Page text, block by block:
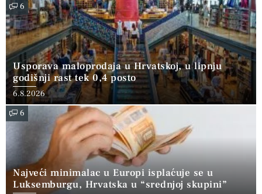
6
Usporava maloprodaja u Hrvatskoj, u lipnju
godišnji rast tek 0,4 posto
6.8.2026
6
Najveći minimalac u Europi isplaćuje se u
Luksemburgu, Hrvatska u “srednjoj skupini”